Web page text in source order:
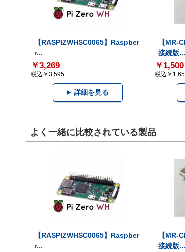
【RASPIZWHSC0065】Raspber
r...
￥3,269
税込￥3,595
詳細を見る
【MR-
接続版...
￥1,500
税込￥
よく一緒に比較されている製品
【RASPIZWHSC0065】Raspber
r...
【MR-
接続版...